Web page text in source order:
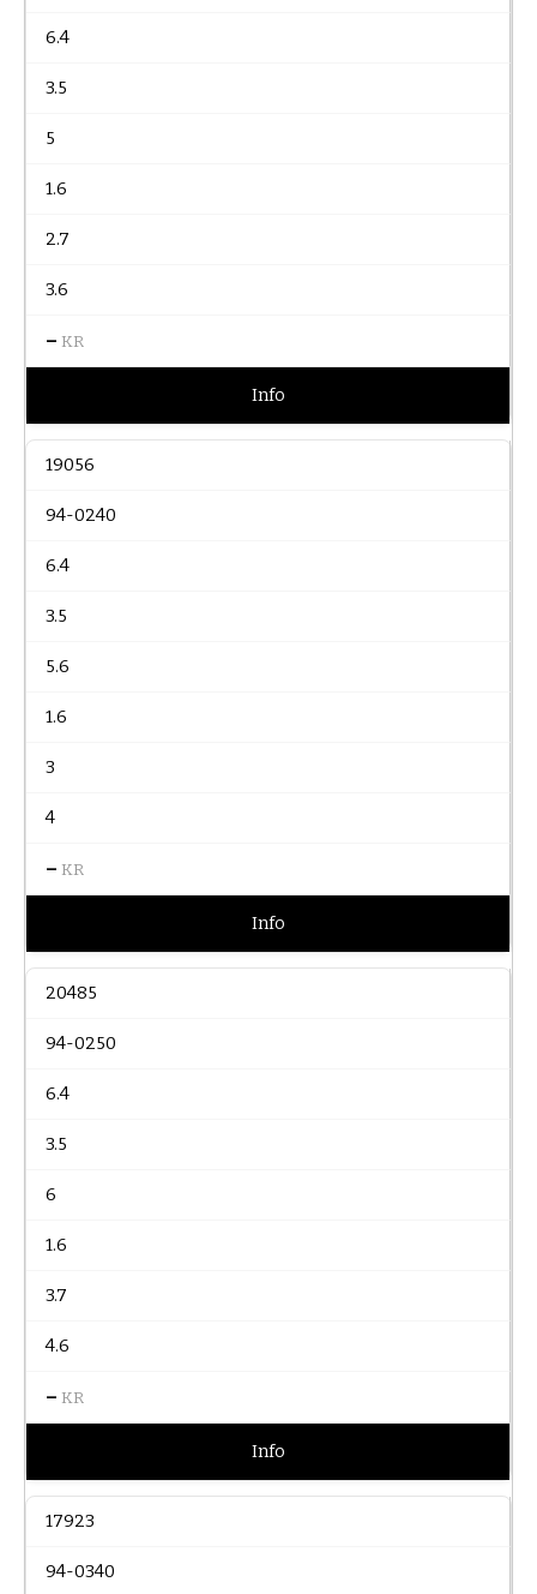
6.4
3.5
5
1.6
2.7
3.6
– KR
Info
19056
94-0240
6.4
3.5
5.6
1.6
3
4
– KR
Info
20485
94-0250
6.4
3.5
6
1.6
3.7
4.6
– KR
Info
17923
94-0340